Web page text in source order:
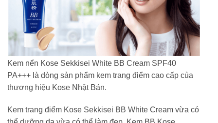
Kem nển Kose Sekkisei White BB Cream SPF40
PA+++ là dòng sản phẩm kem trang điểm cao cấp của
thương hiệu Kose Nhật Bản.
Kem trang điểm Kose Sekkisei BB White Cream vừa có